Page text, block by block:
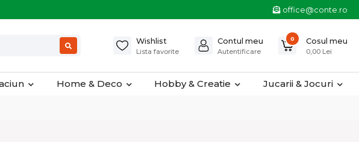
office@conte.ro
Wishlist
Lista favorite
Contul meu
Autentificare
0 Cosul meu
0,00 Lei
Home & Deco Hobby & Creatie Jucarii & Jocuri